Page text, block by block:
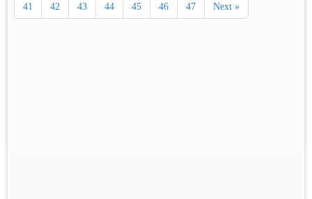
41 42 43 44 45 46 47 Next »